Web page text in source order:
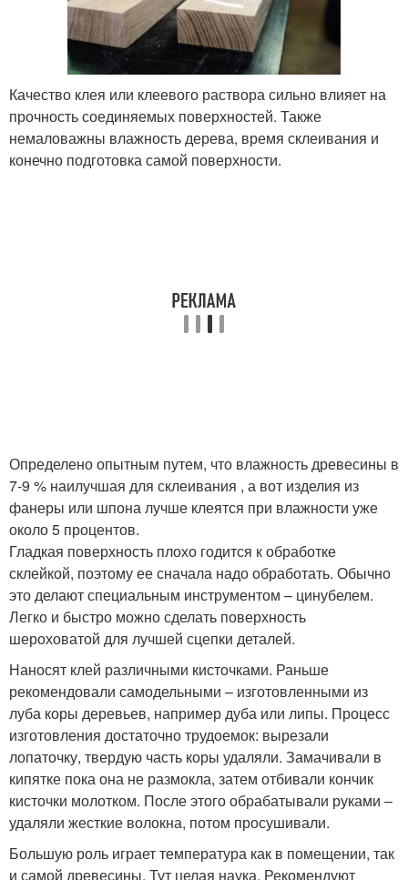
Качество клея или клеевого раствора сильно влияет на
прочность соединяемых поверхностей. Также
немаловажны влажность дерева, время склеивания и
конечно подготовка самой поверхности.
Определено опытным путем, что влажность древесины в
7-9 % наилучшая для склеивания , а вот изделия из
фанеры или шпона лучше клеятся при влажности уже
около 5 процентов.
Гладкая поверхность плохо годится к обработке
склейкой, поэтому ее сначала надо обработать. Обычно
это делают специальным инструментом – цинубелем.
Легко и быстро можно сделать поверхность
шероховатой для лучшей сцепки деталей.
Наносят клей различными кисточками. Раньше
рекомендовали самодельными – изготовленными из
луба коры деревьев, например дуба или липы. Процесс
изготовления достаточно трудоемок: вырезали
лопаточку, твердую часть коры удаляли. Замачивали в
кипятке пока она не размокла, затем отбивали кончик
кисточки молотком. После этого обрабатывали руками –
удаляли жесткие волокна, потом просушивали.
Большую роль играет температура как в помещении, так
и самой древесины. Тут целая наука. Рекомендуют